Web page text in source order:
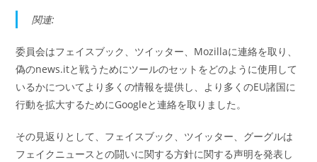
関連:
委員会はフェイスブック、ツイッター、Mozillaに連絡を取り、
偽のnews.itと戦うためにツールのセットをどのように使用して
いるかについてより多くの情報を提供し、より多くのEU諸国に
行動を拡大するためにGoogleと連絡を取りました。
その見返りとして、フェイスブック、ツイッター、グーグルは
フェイクニュースとの闘いに関する方針に関する声明を発表し